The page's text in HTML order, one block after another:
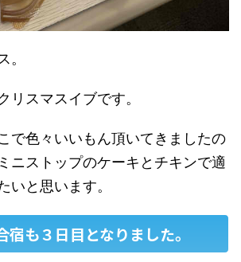
。
リスマスイブです。
で色々いいもん頂いてきましたの
ニストップのケーキとチキンで適
いと思います。
宿も３日目となりました。